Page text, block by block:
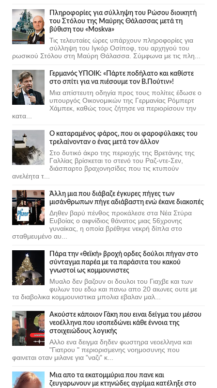
Πληροφορίες για σύλληψη του Ρώσου διοικητή
του Στόλου της Mαύρης Θάλασσας μετά τη
βύθιση του «Moskva»
Τις τελευταίες ώρες υπάρχουν πληροφορίες για
σύλληψη του Ιγκόρ Οσίποφ, του αρχηγού του
ρωσικού Στόλου στη Μαύρη Θάλασσα. Σύμφωνα με τις πλη...
Γερμανός ΥΠΟΙΚ: «Πάρτε ποδήλατο και καθίστε
στο σπίτι για να πιέσουμε τον Β.Πούτιν»!
Μια απίστευτη οδηγία προς τους πολίτες έδωσε ο
υπουργός Οικονομικών της Γερμανίας Ρόμπερτ
Χάμπεκ, καθώς τους ζήτησε να περιορίσουν την
κατα...
Ο καταραμένος φάρος, που οι φαροφύλακες του
τρελαίνονταν ο ένας μετά τον άλλον
Στο δυτικό άκρο της περιοχής της Βρετάνης της
Γαλλίας βρίσκεται το στενό του Ραζ-ντε-Σεν,
διάσπαρτο βραχονησίδες που τις κτυπούν
ανελέητα τ...
Άλλη μια που διάβαζε έγκυρες πήγες των
μισάνθρωπων πήγε αδιάβαστη ενώ έκανε διακοπές
Δηθεν βαρύ πένθος προκάλεσε στα Νέα Στύρα
Ευβοίας ο αιφνίδιος θάνατος μιας 56χρονης
γυναίκας, η οποία βρέθηκε νεκρή δίπλα στο
σταθμευμένο αυ...
Πάρα την «θεϊκή» βροχή ορδες δούλοι πήγαν στο
σύνταγμα παρέα με τα παράσιτα του κακού
γνωστοί ως κομμουνιστες
Μυαλο δεν βαζουν οι δουλοι του Γιαχβε και των
φυλων του εδω και πανω απο 20 αιωνες ουτε με
τα διαβολικα κομμουνιστικα μπολια εβαλαν μαλ...
Ακούστε κάποιον Γάκη που ειναι δείγμα του μέσου
νεοέλληνα που ισοπεδώνει κάθε έννοια της
στοιχειώδους λογικής
Αλλο ενα δειγμα δηδεν φωστηρα νεοελληνα και
"Γιατρου " περιορισμενης νοημοσυνης που
φαινεται οταν μιλανε για "ναζι" κ...
Μια απο τα εκατομμύρια που πανε και
ζευγαρωνουν με κτηνώδες αγρίμια κατέληξε στο